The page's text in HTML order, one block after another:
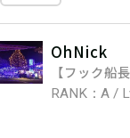
OhNick
【フック船
RANK：A /